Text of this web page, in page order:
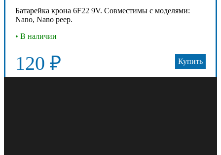
Батарейка крона 6F22 9V. Совместимы с моделями:
Nano, Nano peep.
• В наличии
120 ₽ Купить